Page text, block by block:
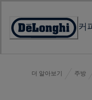
Content
Accessibility
커
더 알아보기 주방